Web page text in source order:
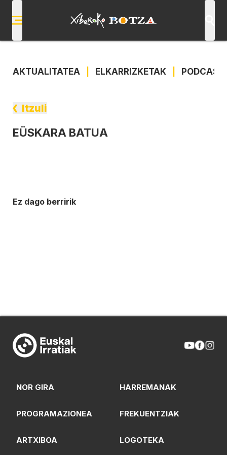
AKTUALITATEA ELKARRIZKETAK
Itzuli
EÜSKARA BATUA
Ez dago berririk
NOR GIRA HARREMANAK
PROGRAMAZIONEA FREKUENTZIAK
ARTXIBOA LOGOTEKA